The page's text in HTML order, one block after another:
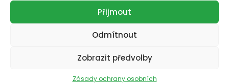
Přijmout
Odmítnout
Zobrazit předvolby
Zásady ochrany osobních
Made & Design Creative Agency
Tato stránka byla vytvořena k poskytnutí základních informací o společnosti INNVIGO a
chrakter a neslouží jako instrukce či návod k používání produktů společnosti INNVIGO.
Detailní informace o produktech hledejte přímo na jejich etiketách, prosím. Přípravky
jakéhokoliv přípravku na ochranu rostlin si nejprve přečtěte informace na jeho etiketě.